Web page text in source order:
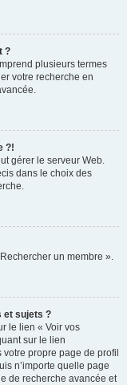
?
plusieurs termes
votre recherche en
?!
gérer le serveur Web.
dans le choix des
un membre ».
et sujets ?
le lien « Voir vos
sur le lien
propre page de profil
n’importe quelle page
de recherche avancée et